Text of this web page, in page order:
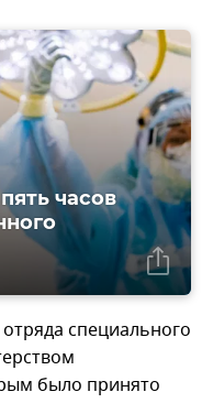
часов
специального
было принято